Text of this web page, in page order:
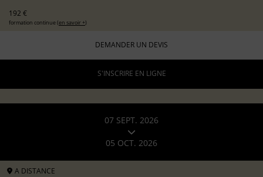
192 €
formation continue (en savoir +)
DEMANDER UN DEVIS
S'INSCRIRE EN LIGNE
07 SEPT. 2026
05 OCT. 2026
A DISTANCE